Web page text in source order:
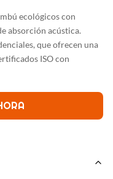
ecológicos con
absorción acústica.
que ofrecen una
ISO con